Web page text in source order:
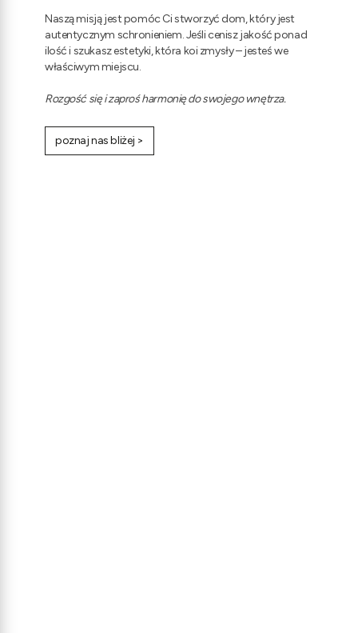
Naszą misją jest pomóc Ci stworzyć dom, który jest
autentycznym schronieniem. Jeśli cenisz jakość ponad
ilość i szukasz estetyki, która koi zmysły – jesteś we
właściwym miejscu.
Rozgość się i zaproś harmonię do swojego wnętrza.
poznaj nas bliżej >